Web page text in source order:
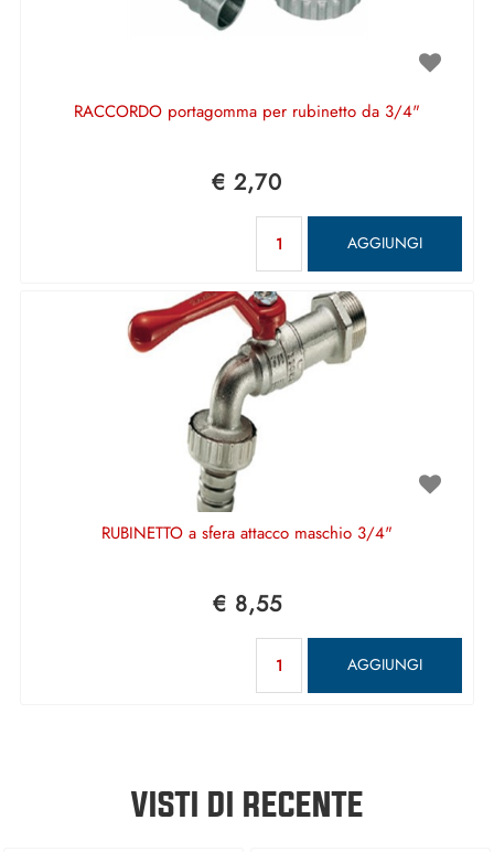
RACCORDO portagomma per rubinetto da 3/4"
€ 2,70
AGGIUNGI
RUBINETTO a sfera attacco maschio 3/4"
€ 8,55
AGGIUNGI
VISTI DI RECENTE